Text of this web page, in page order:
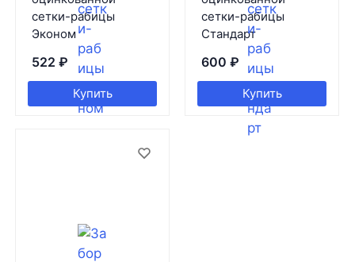
сетки-рабицы
Эконом
522 ₽
Купить
сетки-рабицы
Стандарт
600 ₽
Купить